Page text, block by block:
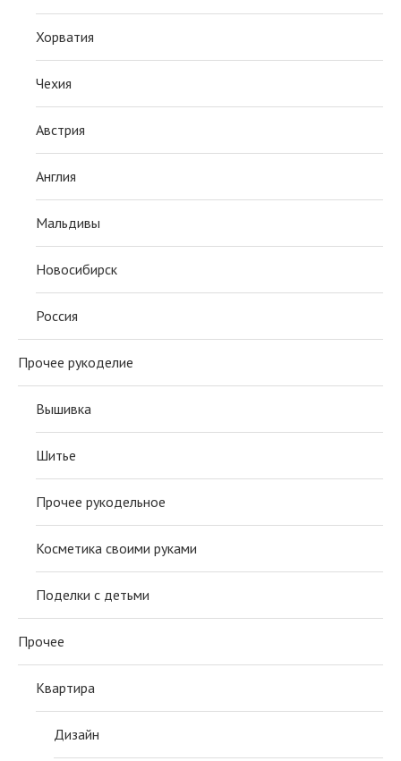
Хорватия
Чехия
Австрия
Англия
Мальдивы
Новосибирск
Россия
Прочее рукоделие
Вышивка
Шитье
Прочее рукодельное
Косметика своими руками
Поделки с детьми
Прочее
Квартира
Дизайн